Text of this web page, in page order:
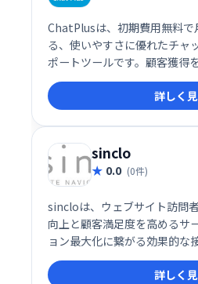
ChatPlusは、初期費用無料で
る、使いやすさに優れたチャ
ポートツールです。顧客獲得
ミュニケーションを実現しま
ールをお探しなら、ChatPlus
詳しく
sinclo
0.0 (0件)
sincloは、ウェブサイト訪問
向上と顧客満足度を高めるサ
ョン最大化に繋がる効果的な
果を向上させます。 サイト
ネス成長を支援します。詳しく